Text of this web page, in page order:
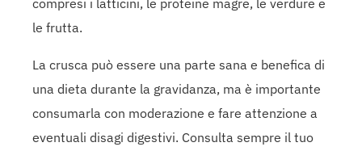
le frutta.
La crusca può essere una parte sana e benefica di
una dieta durante la gravidanza, ma è importante
consumarla con moderazione e fare attenzione a
eventuali disagi digestivi. Consulta sempre il tuo